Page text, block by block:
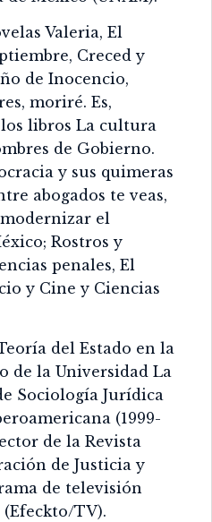
Valeria, El
Creced y
de Inocencio,
moriré. Es,
libros La cultura
de Gobierno.
y sus quimeras
abogados te veas,
el
Rostros y
penales, El
y Cine y Ciencias
del Estado en la
de la Universidad La
Sociología Jurídica
(1999-
de la Revista
de Justicia y
de televisión
(Efeckto/TV).